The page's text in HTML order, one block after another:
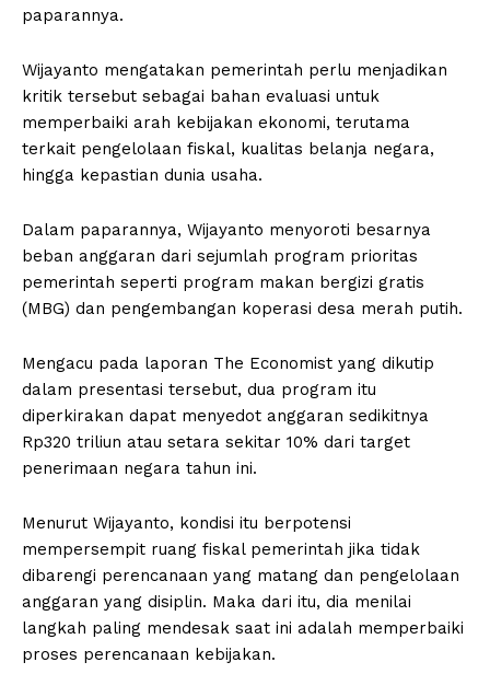
paparannya.
Wijayanto mengatakan pemerintah perlu menjadikan
kritik tersebut sebagai bahan evaluasi untuk
memperbaiki arah kebijakan ekonomi, terutama
terkait pengelolaan fiskal, kualitas belanja negara,
hingga kepastian dunia usaha.
Dalam paparannya, Wijayanto menyoroti besarnya
beban anggaran dari sejumlah program prioritas
pemerintah seperti program makan bergizi gratis
(MBG) dan pengembangan koperasi desa merah putih.
Mengacu pada laporan The Economist yang dikutip
dalam presentasi tersebut, dua program itu
diperkirakan dapat menyedot anggaran sedikitnya
Rp320 triliun atau setara sekitar 10% dari target
penerimaan negara tahun ini.
Menurut Wijayanto, kondisi itu berpotensi
mempersempit ruang fiskal pemerintah jika tidak
dibarengi perencanaan yang matang dan pengelolaan
anggaran yang disiplin. Maka dari itu, dia menilai
langkah paling mendesak saat ini adalah memperbaiki
proses perencanaan kebijakan.